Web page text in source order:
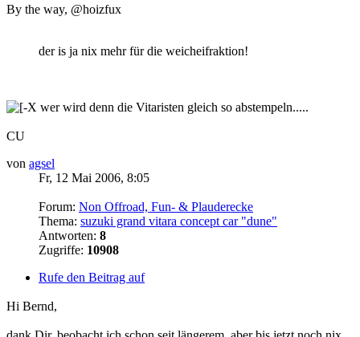
By the way, @hoizfux
der is ja nix mehr für die weicheifraktion!
wer wird denn die Vitaristen gleich so abstempeln.....
CU
von agsel
Fr, 12 Mai 2006, 8:05
Forum: Non Offroad, Fun- & Plauderecke
Thema: suzuki grand vitara concept car "dune"
Antworten: 8
Zugriffe: 10908
Rufe den Beitrag auf
Hi Bernd,